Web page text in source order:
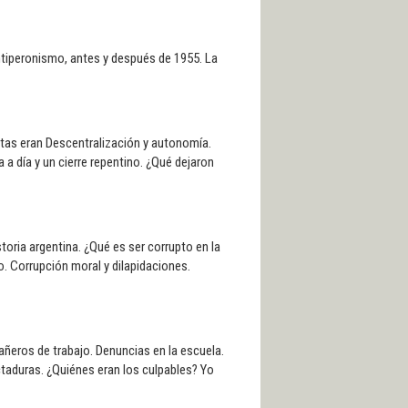
antes y después de 1955. La
eran Descentralización y autonomía.
día y un cierre repentino. ¿Qué dejaron
argentina. ¿Qué es ser corrupto en la
Corrupción moral y dilapidaciones.
de trabajo. Denuncias en la escuela.
¿Quiénes eran los culpables? Yo